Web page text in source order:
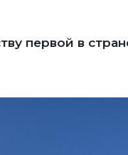
первой в